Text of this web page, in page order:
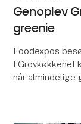
Genoplev
greenie
Foodexpos
I Grovkøkkenet
når almindelige